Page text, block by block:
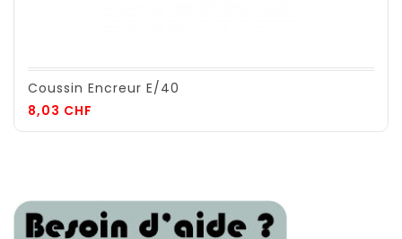
Coussin Encreur E/40
8,03 CHF